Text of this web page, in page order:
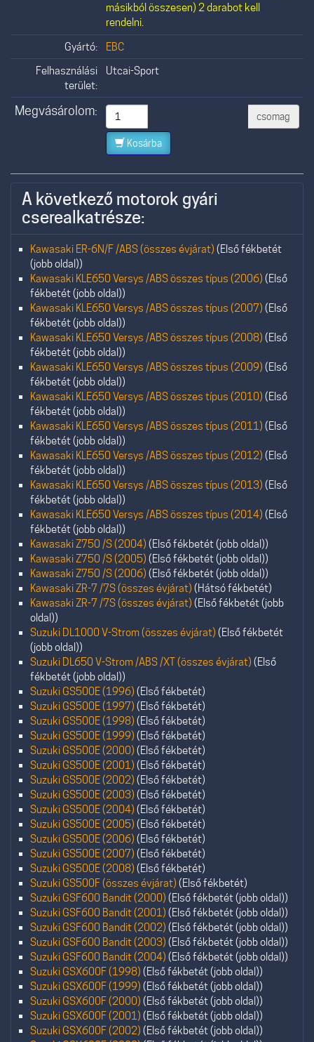
másikból összesen) 2 darabot kell
rendelni.
Gyártó:
EBC
Felhasználási
terület:
Utcai-Sport
Megvásárolom: csomag
Kosárba
A következő motorok gyári
cserealkatrésze:
Kawasaki ER-6N/F /ABS (összes évjárat) (Első fékbetét
(jobb oldal))
Kawasaki KLE650 Versys /ABS összes típus (2006) (Első
fékbetét (jobb oldal))
Kawasaki KLE650 Versys /ABS összes típus (2007) (Első
fékbetét (jobb oldal))
Kawasaki KLE650 Versys /ABS összes típus (2008) (Első
fékbetét (jobb oldal))
Kawasaki KLE650 Versys /ABS összes típus (2009) (Első
fékbetét (jobb oldal))
Kawasaki KLE650 Versys /ABS összes típus (2010) (Első
fékbetét (jobb oldal))
Kawasaki KLE650 Versys /ABS összes típus (2011) (Első
fékbetét (jobb oldal))
Kawasaki KLE650 Versys /ABS összes típus (2012) (Első
fékbetét (jobb oldal))
Kawasaki KLE650 Versys /ABS összes típus (2013) (Első
fékbetét (jobb oldal))
Kawasaki KLE650 Versys /ABS összes típus (2014) (Első
fékbetét (jobb oldal))
Kawasaki Z750 /S (2004) (Első fékbetét (jobb oldal))
Kawasaki Z750 /S (2005) (Első fékbetét (jobb oldal))
Kawasaki Z750 /S (2006) (Első fékbetét (jobb oldal))
Kawasaki ZR-7 /7S (összes évjárat) (Hátsó fékbetét)
Kawasaki ZR-7 /7S (összes évjárat) (Első fékbetét (jobb
oldal))
Suzuki DL1000 V-Strom (összes évjárat) (Első fékbetét
(jobb oldal))
Suzuki DL650 V-Strom /ABS /XT (összes évjárat) (Első
fékbetét (jobb oldal))
Suzuki GS500E (1996) (Első fékbetét)
Suzuki GS500E (1997) (Első fékbetét)
Suzuki GS500E (1998) (Első fékbetét)
Suzuki GS500E (1999) (Első fékbetét)
Suzuki GS500E (2000) (Első fékbetét)
Suzuki GS500E (2001) (Első fékbetét)
Suzuki GS500E (2002) (Első fékbetét)
Suzuki GS500E (2003) (Első fékbetét)
Suzuki GS500E (2004) (Első fékbetét)
Suzuki GS500E (2005) (Első fékbetét)
Suzuki GS500E (2006) (Első fékbetét)
Suzuki GS500E (2007) (Első fékbetét)
Suzuki GS500E (2008) (Első fékbetét)
Suzuki GS500F (összes évjárat) (Első fékbetét)
Suzuki GSF600 Bandit (2000) (Első fékbetét (jobb oldal))
Suzuki GSF600 Bandit (2001) (Első fékbetét (jobb oldal))
Suzuki GSF600 Bandit (2002) (Első fékbetét (jobb oldal))
Suzuki GSF600 Bandit (2003) (Első fékbetét (jobb oldal))
Suzuki GSF600 Bandit (2004) (Első fékbetét (jobb oldal))
Suzuki GSX600F (1998) (Első fékbetét (jobb oldal))
Suzuki GSX600F (1999) (Első fékbetét (jobb oldal))
Suzuki GSX600F (2000) (Első fékbetét (jobb oldal))
Suzuki GSX600F (2001) (Első fékbetét (jobb oldal))
Suzuki GSX600F (2002) (Első fékbetét (jobb oldal))